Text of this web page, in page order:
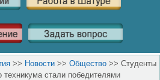
>> Новости >> Общество >> Студенты
техникума стали победителями